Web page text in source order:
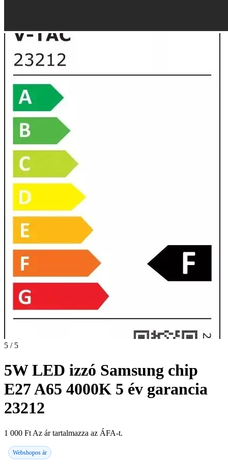
5 / 5
5W LED izzó Samsung chip
E27 A65 4000K 5 év garancia
23212
1 000 Ft Az ár tartalmazza az ÁFA-t.
Webshopos ár